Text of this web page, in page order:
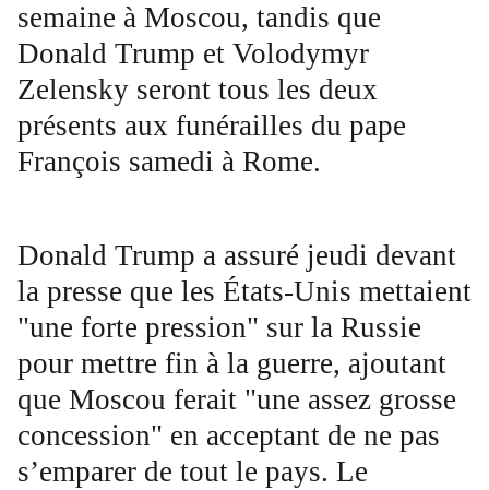
semaine à Moscou, tandis que
Donald Trump et Volodymyr
Zelensky seront tous les deux
présents aux funérailles du pape
François samedi à Rome.
Donald Trump a assuré jeudi devant
la presse que les États-Unis mettaient
"une forte pression" sur la Russie
pour mettre fin à la guerre, ajoutant
que Moscou ferait "une assez grosse
concession" en acceptant de ne pas
s’emparer de tout le pays. Le